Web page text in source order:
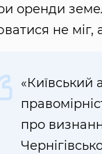
оренди
не
«Київський
про